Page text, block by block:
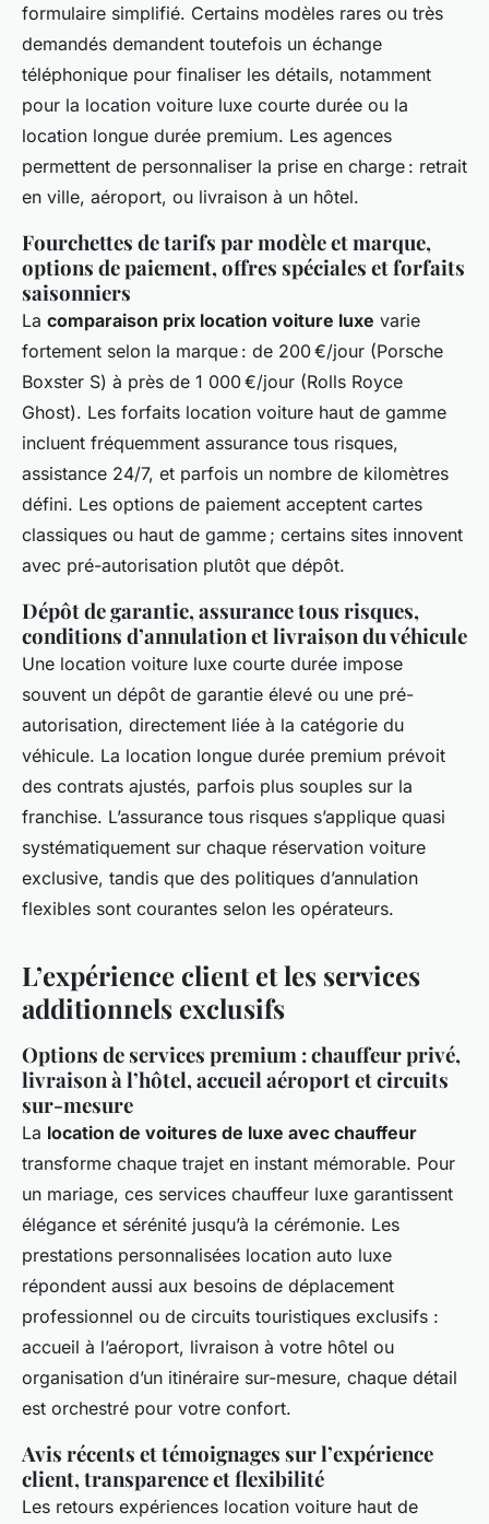
formulaire simplifié. Certains modèles rares ou très
demandés demandent toutefois un échange
téléphonique pour finaliser les détails, notamment
pour la location voiture luxe courte durée ou la
location longue durée premium. Les agences
permettent de personnaliser la prise en charge : retrait
en ville, aéroport, ou livraison à un hôtel.
Fourchettes de tarifs par modèle et marque,
options de paiement, offres spéciales et forfaits
saisonniers
La comparaison prix location voiture luxe varie
fortement selon la marque : de 200 €/jour (Porsche
Boxster S) à près de 1 000 €/jour (Rolls Royce
Ghost). Les forfaits location voiture haut de gamme
incluent fréquemment assurance tous risques,
assistance 24/7, et parfois un nombre de kilomètres
défini. Les options de paiement acceptent cartes
classiques ou haut de gamme ; certains sites innovent
avec pré-autorisation plutôt que dépôt.
Dépôt de garantie, assurance tous risques,
conditions d’annulation et livraison du véhicule
Une location voiture luxe courte durée impose
souvent un dépôt de garantie élevé ou une pré-
autorisation, directement liée à la catégorie du
véhicule. La location longue durée premium prévoit
des contrats ajustés, parfois plus souples sur la
franchise. L’assurance tous risques s’applique quasi
systématiquement sur chaque réservation voiture
exclusive, tandis que des politiques d’annulation
flexibles sont courantes selon les opérateurs.
L’expérience client et les services
additionnels exclusifs
Options de services premium : chauffeur privé,
livraison à l’hôtel, accueil aéroport et circuits
sur-mesure
La location de voitures de luxe avec chauffeur
transforme chaque trajet en instant mémorable. Pour
un mariage, ces services chauffeur luxe garantissent
élégance et sérénité jusqu’à la cérémonie. Les
prestations personnalisées location auto luxe
répondent aussi aux besoins de déplacement
professionnel ou de circuits touristiques exclusifs :
accueil à l’aéroport, livraison à votre hôtel ou
organisation d’un itinéraire sur-mesure, chaque détail
est orchestré pour votre confort.
Avis récents et témoignages sur l’expérience
client, transparence et flexibilité
Les retours expériences location voiture haut de